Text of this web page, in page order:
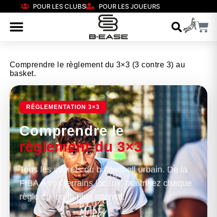
POUR LES CLUBS POUR LES JOUEURS
Comprendre le règlement du 3×3 (3 contre 3) au
basket.
RÉGLEMENTATION 3×3
Comprendre le
règlement du 3×3
Tous les secrets du basketball urbain. De la
FIBA à vos terrains locaux, maîtrisez chaque
règle du jeu le plus intensif.